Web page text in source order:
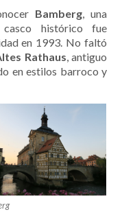
Bamberg, una
histórico fue
en 1993. No faltó
Rathaus, antiguo
en estilos barroco y